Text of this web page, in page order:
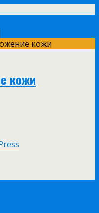
кожи
кожи